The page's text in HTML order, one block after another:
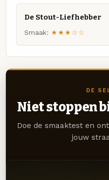
De Stout-Liefhebber
Smaak: ★★★☆☆
DE
Niet stoppen
Doe de smaaktest en
jouw